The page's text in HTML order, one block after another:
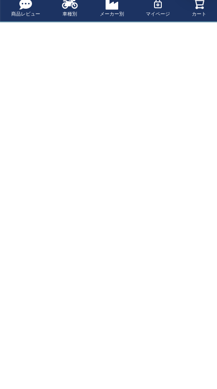
商品レビュー 車種別 メーカー別 マイページ カート